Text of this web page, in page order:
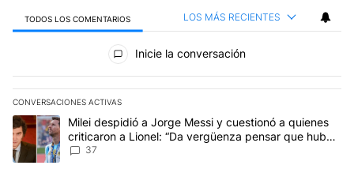
TODOS LOS COMENTARIOS LOS MÁS RECIENTES
Todos los comentarios
Inicie la conversación
CONVERSACIONES ACTIVAS
Este listado muestra los artículos con más comentarios en los
Un artículo de tendencia con el título "Milei despidió a Jorge
Milei despidió a Jorge Messi y cuestionó a quienes
criticaron a Lionel: “Da vergüenza pensar que hubo
anti-Messi”
37